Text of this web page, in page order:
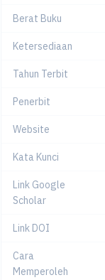
Berat Buku
Ketersediaan
Tahun Terbit
Penerbit
Website
Kata Kunci
Link Google
Scholar
Link DOI
Cara
Memperoleh